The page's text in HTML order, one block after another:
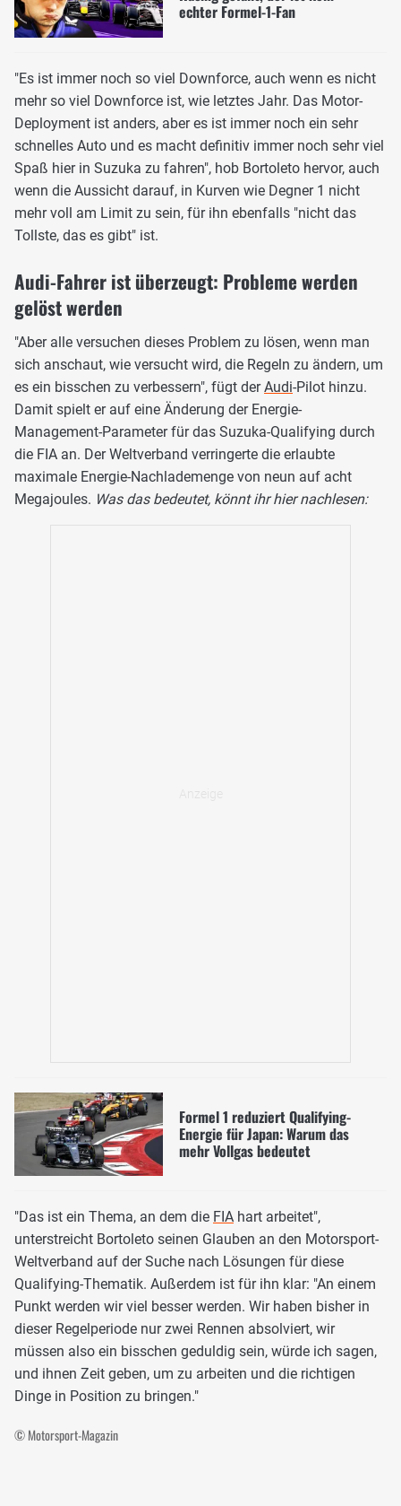
echter Formel-1-Fan
"Es ist immer noch so viel Downforce, auch wenn es nicht
mehr so viel Downforce ist, wie letztes Jahr. Das Motor-
Deployment ist anders, aber es ist immer noch ein sehr
schnelles Auto und es macht definitiv immer noch sehr viel
Spaß hier in Suzuka zu fahren", hob Bortoleto hervor, auch
wenn die Aussicht darauf, in Kurven wie Degner 1 nicht
mehr voll am Limit zu sein, für ihn ebenfalls "nicht das
Tollste, das es gibt" ist.
Audi-Fahrer ist überzeugt: Probleme werden
gelöst werden
"Aber alle versuchen dieses Problem zu lösen, wenn man
sich anschaut, wie versucht wird, die Regeln zu ändern, um
es ein bisschen zu verbessern", fügt derAudi-Pilot hinzu.
Damit spielt er auf eine Änderung der Energie-
Management-Parameter für das Suzuka-Qualifying durch
die FIA an. Der Weltverband verringerte die erlaubte
maximale Energie-Nachlademenge von neun auf acht
Megajoules. Was das bedeutet, könnt ihr hier nachlesen:
Formel 1 reduziert Qualifying-
Energie für Japan: Warum das
mehr Vollgas bedeutet
"Das ist ein Thema, an dem die FIA hart arbeitet",
unterstreicht Bortoleto seinen Glauben an den Motorsport-
Weltverband auf der Suche nach Lösungen für diese
Qualifying-Thematik. Außerdem ist für ihn klar: "An einem
Punkt werden wir viel besser werden. Wir haben bisher in
dieser Regelperiode nur zwei Rennen absolviert, wir
müssen also ein bisschen geduldig sein, würde ich sagen,
und ihnen Zeit geben, um zu arbeiten und die richtigen
Dinge in Position zu bringen."
© Motorsport-Magazin